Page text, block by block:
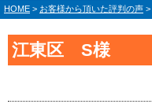
HOME > お客様から頂いた評判の声 >
江東区 S様